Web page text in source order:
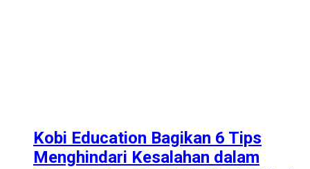
Kobi Education Bagikan 6 Tips
Menghindari Kesalahan dalam